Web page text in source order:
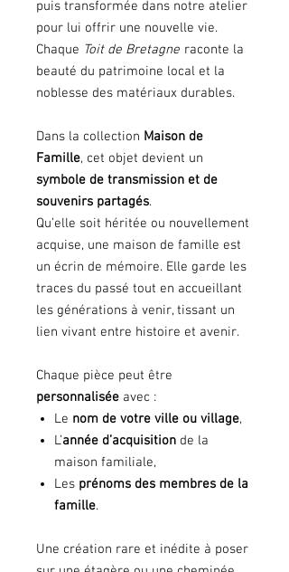
puis transformée dans notre atelier
pour lui offrir une nouvelle vie.
Chaque Toit de Bretagne raconte la
beauté du patrimoine local et la
noblesse des matériaux durables.
Dans la collection Maison de
Famille, cet objet devient un
symbole de transmission et de
souvenirs partagés.
Qu’elle soit héritée ou nouvellement
acquise, une maison de famille est
un écrin de mémoire. Elle garde les
traces du passé tout en accueillant
les générations à venir, tissant un
lien vivant entre histoire et avenir.
Chaque pièce peut être
personnalisée avec :
Le nom de votre ville ou village,
L’année d’acquisition de la
maison familiale,
Les prénoms des membres de la
famille.
Une création rare et inédite à poser